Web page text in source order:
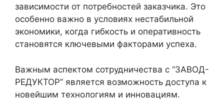
зависимости от потребностей заказчика. Это
особенно важно в условиях нестабильной
экономики, когда гибкость и оперативность
становятся ключевыми факторами успеха.
Важным аспектом сотрудничества с “ЗАВОД-
РЕДУКТОР” является возможность доступа к
новейшим технологиям и инновациям.